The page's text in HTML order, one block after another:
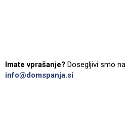
Imate vprašanje? Dosegljivi smo na
info@domspanja.si